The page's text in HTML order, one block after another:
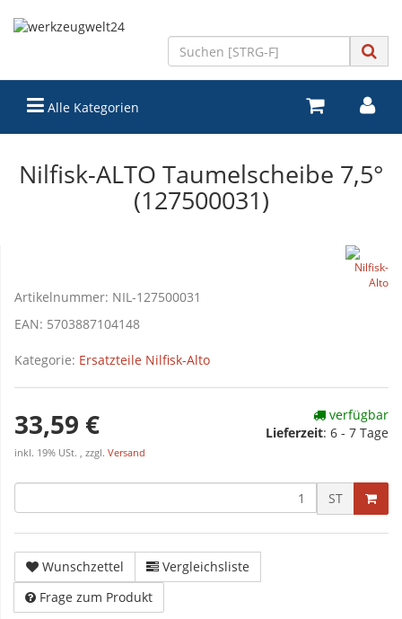
Alle Kategorien
Nilfisk-ALTO Taumelscheibe 7,5°
(127500031)
Artikelnummer: NIL-127500031
EAN: 5703887104148
Kategorie: Ersatzteile Nilfisk-Alto
33,59 €
inkl. 19% USt. , zzgl. Versand
verfügbar
Lieferzeit: 6 - 7 Tage
ST
Wunschzettel
Vergleichsliste
Frage zum Produkt